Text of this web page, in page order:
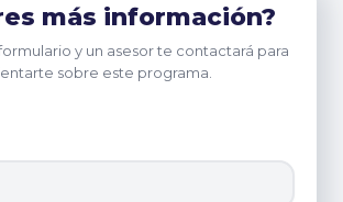
más información?
y un asesor te contactará para
sobre este programa.